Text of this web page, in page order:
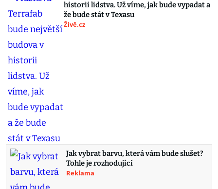
historii lidstva. Už víme, jak bude vypadat a
že bude stát v Texasu
Živě.cz
Jak vybrat barvu, která vám bude slušet?
Tohle je rozhodující
Reklama